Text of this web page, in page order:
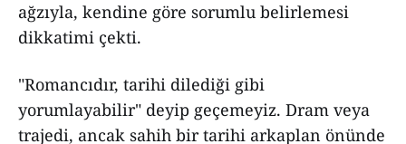
ağzıyla, kendine göre sorumlu belirlemesi
dikkatimi çekti.
"Romancıdır, tarihi dilediği gibi
yorumlayabilir" deyip geçemeyiz. Dram veya
trajedi, ancak sahih bir tarihi arkaplan önünde